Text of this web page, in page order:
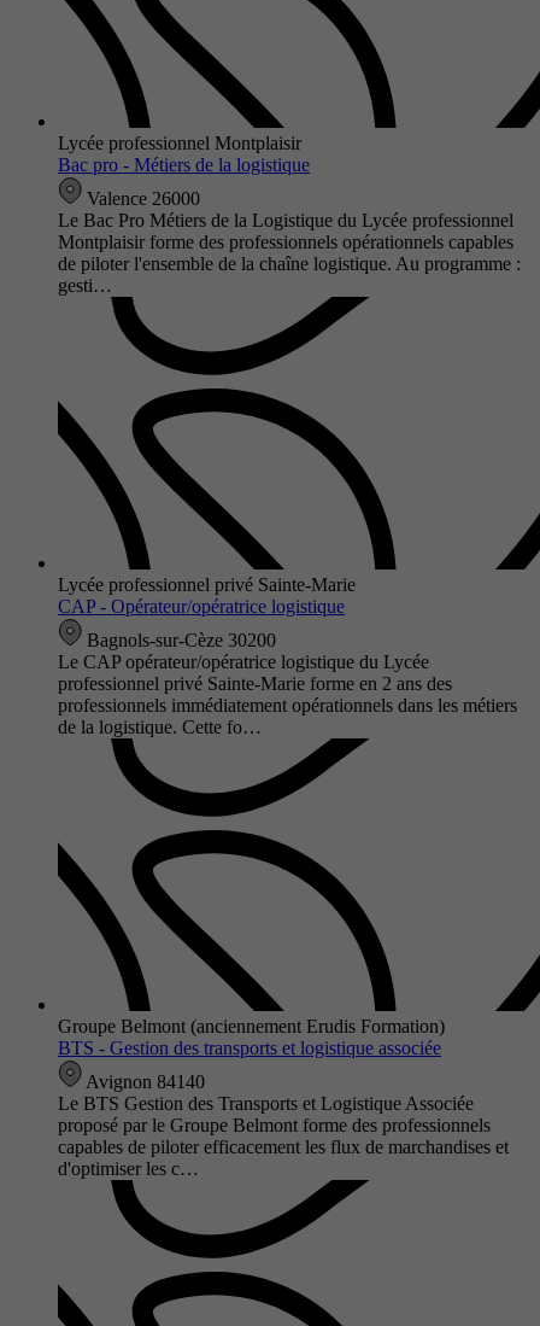
Lycée professionnel Montplaisir
Bac pro - Métiers de la logistique
Valence 26000
Le Bac Pro Métiers de la Logistique du Lycée professionnel
Montplaisir forme des professionnels opérationnels capables
de piloter l'ensemble de la chaîne logistique. Au programme :
gesti…
Lycée professionnel privé Sainte-Marie
CAP - Opérateur/opératrice logistique
Bagnols-sur-Cèze 30200
Le CAP opérateur/opératrice logistique du Lycée
professionnel privé Sainte-Marie forme en 2 ans des
professionnels immédiatement opérationnels dans les métiers
de la logistique. Cette fo…
Groupe Belmont (anciennement Erudis Formation)
BTS - Gestion des transports et logistique associée
Avignon 84140
Le BTS Gestion des Transports et Logistique Associée
proposé par le Groupe Belmont forme des professionnels
capables de piloter efficacement les flux de marchandises et
d'optimiser les c…